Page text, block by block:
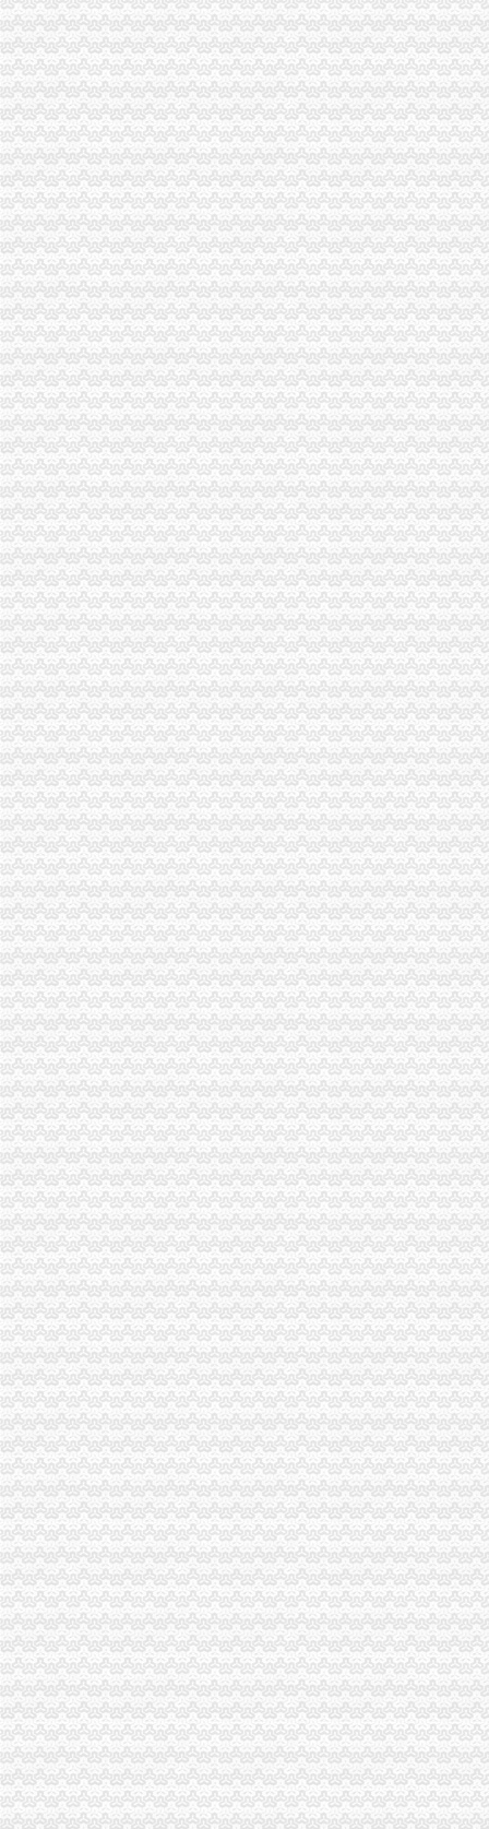
WJF008出纳实务:公司注册之如何办理税务登记证?—在线播放—优
【税务登记证】税务登记证如何办理税务登记证有效期_知识频道_买
海淀区税务登记证丢啦还可以办注销吗朝区注销公司-北京便民网